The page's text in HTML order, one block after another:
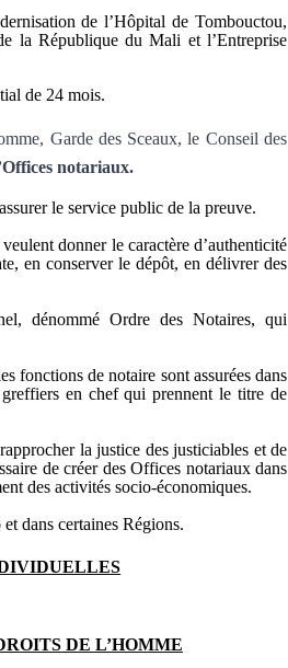
de l’Hôpital de Tombouctou,
la République du Mali et l’Entreprise
de 24 mois.
Garde des Sceaux, le Conseil des
notariaux.
le service public de la preuve.
donner le caractère d’authenticité
en conserver le dépôt, en délivrer des
dénommé Ordre des Notaires, qui
fonctions de notaire sont assurées dans
en chef qui prennent le titre de
la justice des justiciables et de
de créer des Offices notariaux dans
des activités socio-économiques.
dans certaines Régions.
DE L’HOMME